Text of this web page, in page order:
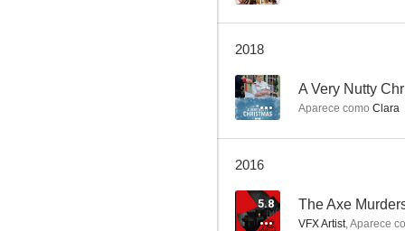
2018
-- A Very Nutty
Aparece como Clara
2016
5.8 The Axe
VFX Artist,Aparece